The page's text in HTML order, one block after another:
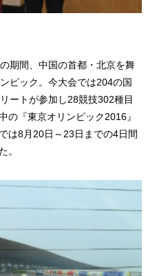
期間、中国の首都・北京を舞
ピック。今大会では204の国
ートが参加し28競技302種目
の『東京オリンピック2016』
は8月20日～23日までの4日間
。